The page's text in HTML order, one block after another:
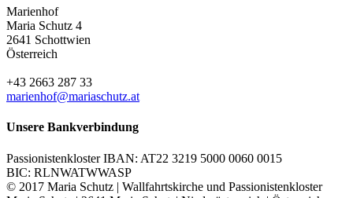
Marienhof
Maria Schutz 4
2641 Schottwien
Österreich
+43 2663 287 33
marienhof@mariaschutz.at
Unsere Bankverbindung
Passionistenkloster IBAN: AT22 3219 5000 0060 0015
BIC: RLNWATWWASP
© 2017 Maria Schutz | Wallfahrtskirche und Passionistenkloster